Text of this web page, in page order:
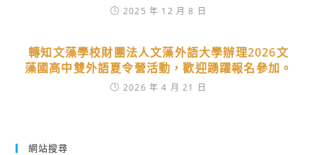
2025 年 12 月 8 日
轉知文藻學校財團法人文藻外語大學辦理2026文
藻國高中雙外語夏令營活動，歡迎踴躍報名參加。
2026 年 4 月 21 日
網站搜尋